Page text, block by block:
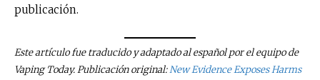
publicación.
Este artículo fue traducido y adaptado al español por el equipo de
Vaping Today. Publicación original:New Evidence Exposes Harms